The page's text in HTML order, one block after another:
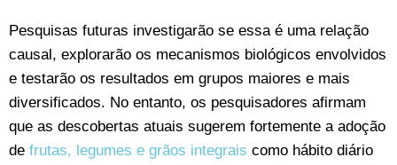
Pesquisas futuras investigarão se essa é uma relação
causal, explorarão os mecanismos biológicos envolvidos
e testarão os resultados em grupos maiores e mais
diversificados. No entanto, os pesquisadores afirmam
que as descobertas atuais sugerem fortemente a adoção
de frutas, legumes e grãos integrais como hábito diário